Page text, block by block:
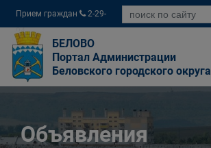
Прием граждан
2-29-
04
БЕЛОВО
Портал Администрации
Беловского городского округа
Объявления